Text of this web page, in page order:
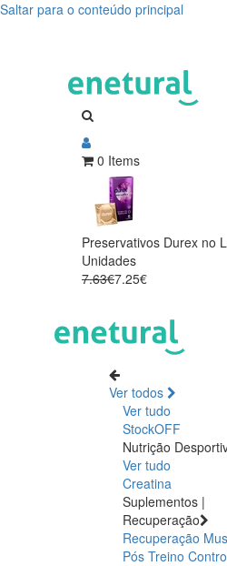
Saltar para o conteúdo principal
0 Items
Preservativos Durex no
Unidades
7.63€7.25€
Ver todos
Ver tudo
StockOFF
Nutrição
Ver tudo
Creatina
Suplementos |
Recuperação
Recuperação
Pós Treino